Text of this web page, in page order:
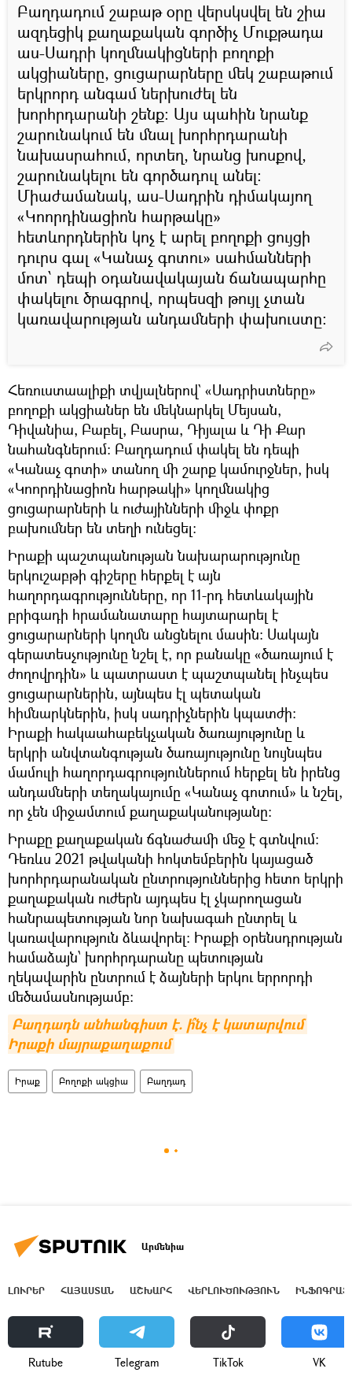
Բաղդադում շաբաթ օրը վերսկսվել են շիա
ազդեցիկ քաղաքական գործիչ Մուքթադա
աս-Սադրի կողմնակիցների բողոքի
ակցիաները, ցուցարարները մեկ շաբաթում
երկրորդ անգամ ներխուժել են
խորհրդարանի շենք: Այս պահին նրանք
շարունակում են մնալ խորհրդարանի
նախասրահում, որտեղ, նրանց խոսքով,
շարունակելու են գործադուլ անել։
Միաժամանակ, աս-Սադրին դիմակայող
«Կոորդինացիոն հարթակը»
հետևորդներին կոչ է արել բողոքի ցույցի
դուրս գալ «Կանաչ գոտու» սահմանների
մոտ՝ դեպի օդանավակայան ճանապարհը
փակելու ծրագրով, որպեսզի թույլ չտան
կառավարության անդամների փախուստը:
Հեռուստաալիքի տվյալներով` «Սադրիստները»
բողոքի ակցիաներ են մեկնարկել Մեյսան,
Դիվանիա, Բաբել, Բասրա, Դիյալա և Դի Քար
նահանգներում: Բաղդադում փակել են դեպի
«Կանաչ գոտի» տանող մի շարք կամուրջներ, իսկ
«Կոորդինացիոն հարթակի» կողմնակից
ցուցարարների և ուժայինների միջև փոքր
բախումներ են տեղի ունեցել։
Իրաքի պաշտպանության նախարարությունը
երկուշաբթի գիշերը հերքել է այն
հաղորդագրությունները, որ 11-րդ հետևակային
բրիգադի հրամանատարը հայտարարել է
ցուցարարների կողմն անցնելու մասին: Սակայն
գերատեսչությունը նշել է, որ բանակը «ծառայում է
ժողովրդին» և պատրաստ է պաշտպանել ինչպես
ցուցարարներին, այնպես էլ պետական
հիմնարկներին, իսկ սադրիչներին կպատժի։
Իրաքի հակաահաբեկչական ծառայությունը և
երկրի անվտանգության ծառայությունը նույնպես
մամուլի հաղորդագրություններում հերքել են իրենց
անդամների տեղակայումը «Կանաչ գոտում» և նշել,
որ չեն միջամտում քաղաքականությանը:
Իրաքը քաղաքական ճգնաժամի մեջ է գտնվում։
Դեռևս 2021 թվականի հոկտեմբերին կայացած
խորհրդարանական ընտրություններից հետո երկրի
քաղաքական ուժերն այդպես էլ չկարողացան
հանրապետության նոր նախագահ ընտրել և
կառավարություն ձևավորել։ Իրաքի օրենսդրության
համաձայն՝ խորհրդարանը պետության
ղեկավարին ընտրում է ձայների երկու երրորդի
մեծամասնությամբ։
Բաղդադն անհանգիստ է. ի՞նչ է կատարվում
Իրաքի մայրաքաղաքում
Իրաք Բողոքի ակցիա Բաղդադ
Արմենիա
ԼՈՒՐԵՐ ՀԱՅԱՍՏԱՆ ԱՇԽԱՐՀ ՎԵՐԼՈՒԾՈՒԹՅՈՒՆ
Rutube Telegram ТikТоk VK